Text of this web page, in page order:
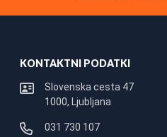
KONTAKTNI PODATKI
Slovenska cesta 47
1000, Ljubljana
031 730 107